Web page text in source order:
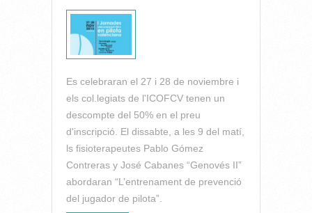
Es celebraran el 27 i 28 de noviembre i
els col.legiats de l'ICOFCV tenen un
descompte del 50% en el preu
d'inscripció. El dissabte, a les 9 del matí,
ls fisioterapeutes Pablo Gómez
Contreras y José Cabanes “Genovés II”
abordaran “L’entrenament de prevenció
del jugador de pilota”.